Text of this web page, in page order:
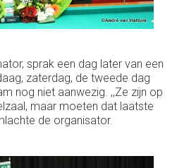
sprak een dag later van een
zaterdag, de tweede dag
nog niet aanwezig. ,,Ze zijn op
maar moeten dat laatste
de organisator.